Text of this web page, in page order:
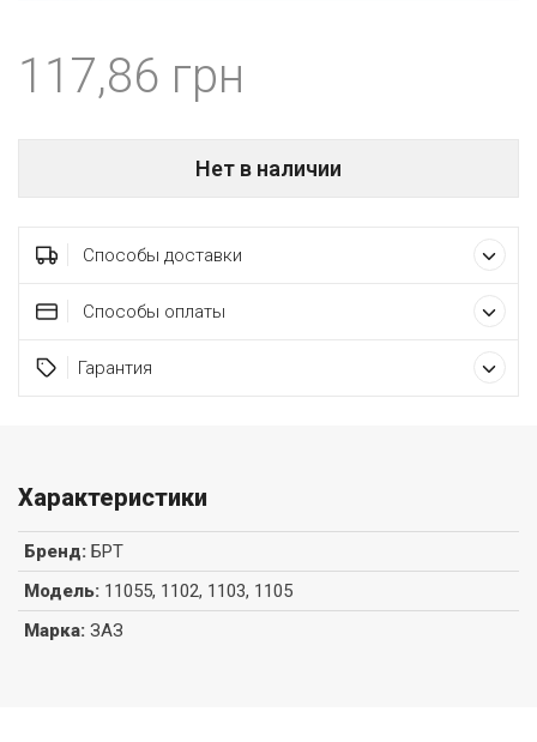
117,86
Нет в наличии
Способы доставки
Способы оплаты
Гарантия
Характеристики
Бренд: БРТ
Модель: 11055, 1102, 1103, 1105
Марка: ЗАЗ